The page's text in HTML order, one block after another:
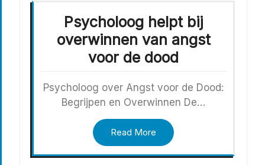
Psycholoog helpt bij
overwinnen van angst
voor de dood
Psycholoog over Angst voor de Dood:
Begrijpen en Overwinnen De…
Read More